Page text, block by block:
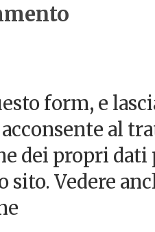
form, e
al
dei propri dati
sito. Vedere